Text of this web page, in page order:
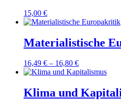
15,00 €
Materialistische
16,49 € – 16,80 €
Klima und